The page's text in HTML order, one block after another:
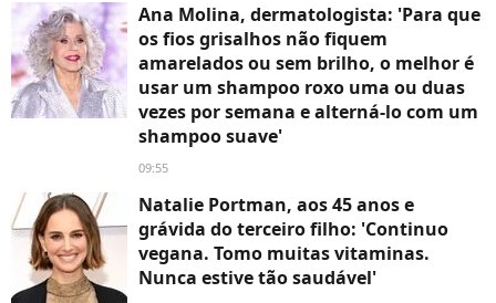
Ana Molina, dermatologista: 'Para que
os fios grisalhos não fiquem
amarelados ou sem brilho, o melhor é
usar um shampoo roxo uma ou duas
vezes por semana e alterná-lo com um
shampoo suave'
09:55
Natalie Portman, aos 45 anos e
grávida do terceiro filho: 'Continuo
vegana. Tomo muitas vitaminas.
Nunca estive tão saudável'